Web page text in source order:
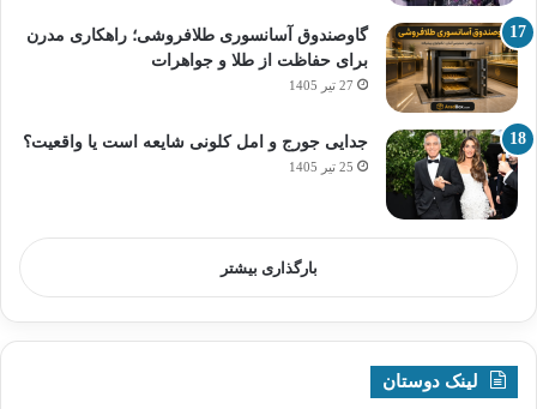
گاوصندوق آسانسوری طلافروشی؛ راهکاری مدرن
برای حفاظت از طلا و جواهرات
27 تیر 1405
جدایی جورج و امل کلونی شایعه است یا واقعیت؟
25 تیر 1405
بارگذاری بیشتر
لینک دوستان